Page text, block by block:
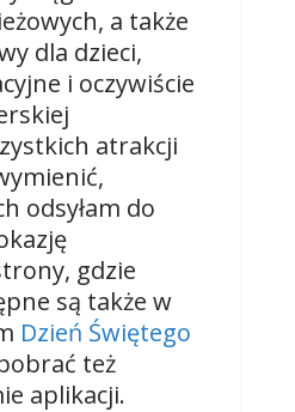
a także
dla dzieci,
i oczywiście
atrakcji
odsyłam do
gdzie
są także w
Dzień Świętego
też
aplikacji.